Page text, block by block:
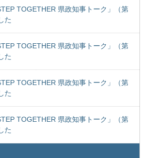
TOGETHER 県政知事トーク」（第
た
TOGETHER 県政知事トーク」（第
た
TOGETHER 県政知事トーク」（第
た
TOGETHER 県政知事トーク」（第
た